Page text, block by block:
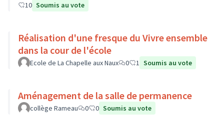
10 Soumis au vote
Réalisation d'une fresque du Vivre ensemble
dans la cour de l'école
Ecole de La Chapelle aux Naux 0 1 Soumis au vote
Aménagement de la salle de permanence
collège Rameau 0 0 Soumis au vote